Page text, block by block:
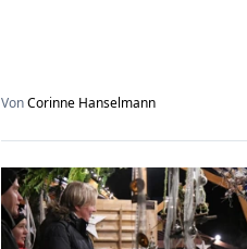
VonCorinne Hanselmann